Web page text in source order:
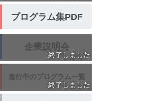
プログラム集PDF
企業説明会
終了しました
進行中のプログラム一覧
終了しました